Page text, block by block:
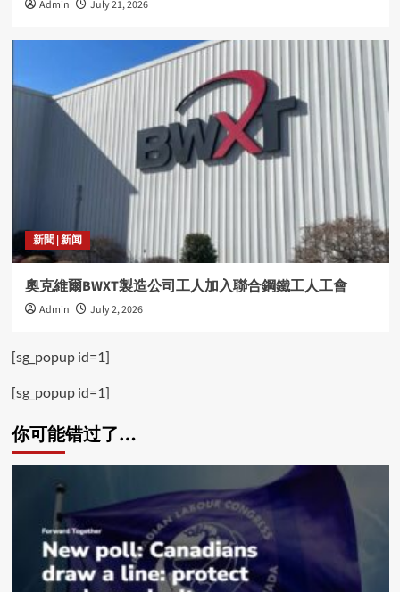
Admin July 21, 2026
新聞 | 新闻
奧克維爾BWXT製造公司工人加入聯合鋼鐵工人工會
Admin July 2, 2026
[sg_popup id=1]
[sg_popup id=1]
你可能错过了…